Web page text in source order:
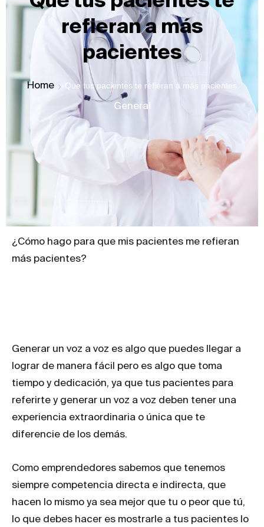
refieran a más
pacientes
Home Que tus pacientes te refieran a más pacientes
General
¿Cómo hago para que mis pacientes me refieran
más pacientes?
Generar un voz a voz es algo que puedes llegar a
lograr de manera fácil pero es algo que toma
tiempo y dedicación, ya que tus pacientes para
referirte y generar un voz a voz deben tener una
experiencia extraordinaria o única que te
diferencie de los demás.
Como emprendedores sabemos que tenemos
siempre competencia directa e indirecta, que
hacen lo mismo ya sea mejor que tu o peor que tú,
lo que debes hacer es mostrarle a tus pacientes lo